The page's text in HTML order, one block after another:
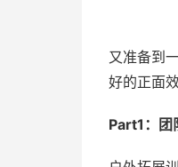
又准备到
好的正面
Part1：团